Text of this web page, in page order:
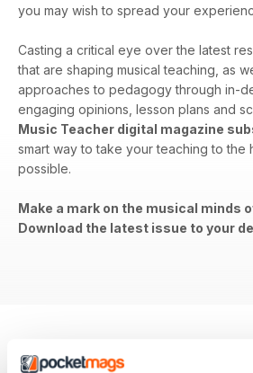
you may wish to spread your
Casting a critical eye over the latest
that are shaping musical teaching, as
approaches to pedagogy through in-
engaging opinions, lesson plans and
Music Teacher digital magazine
smart way to take your teaching to the
possible.
Make a mark on the musical minds
Download the latest issue to your
EDIZIONI INDIETRO